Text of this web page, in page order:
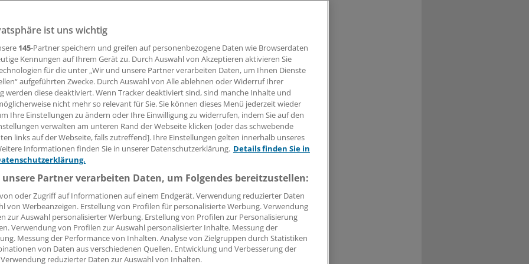
RifamycinAbkömmling Rifaximin schließt eine Lücke in der Therapie
Darmerkrankungen. Der Wirkstoff wird nicht resorbiert.
Leserin, lieber Leser,
Beitrag können Sie lesen, sobald Sie sich eingeloggt haben.
Jetzt anmelden »
Kostenlos registrieren »
vergessen?
Problem beim Login?
ist mit wenigen Klicks erledigt und kostenlos.
des kostenlosen Login:
Analysen, Hintergründe und Infografiken
Interviews und Praxis-Tipps
auf allemedizinischen Berichte und Kommentare
ist uns wichtig
145-Partner speichern und greifen auf personenbezogene Daten wie Browserdaten
Kennungen auf Ihrem Gerät zu. Durch Auswahl von Akzeptieren aktivieren Sie
für die unter „Wir und unsere Partner verarbeiten Daten, um Ihnen Dienste
aufgeführten Zwecke. Durch Auswahl von Alle ablehnen oder Widerruf Ihrer
werden diese deaktiviert. Wenn Tracker deaktiviert sind, sind manche Inhalte und
nicht mehr so relevant für Sie. Sie können dieses Menü jederzeit wieder
Ihre Einstellungen zu ändern oder Ihre Einwilligung zu widerrufen, indem Sie auf den
verwalten am unteren Rand der Webseite klicken [oder das schwebende
links auf der Webseite, falls zutreffend]. Ihre Einstellungen gelten innerhalb unseres
Informationen finden Sie in unserer Datenschutzerklärung. Details finden Sie in
Partner verarbeiten Daten, um Folgendes bereitzustellen:
oder Zugriff auf Informationen auf einem Endgerät. Verwendung reduzierter Daten
von Werbeanzeigen. Erstellung von Profilen für personalisierte Werbung. Verwendung
zur Auswahl personalisierter Werbung. Erstellung von Profilen zur Personalisierung
Verwendung von Profilen zur Auswahl personalisierter Inhalte. Messung der
Messung der Performance von Inhalten. Analyse von Zielgruppen durch Statistiken
von Daten aus verschiedenen Quellen. Entwicklung und Verbesserung der
reduzierter Daten zur Auswahl von Inhalten.